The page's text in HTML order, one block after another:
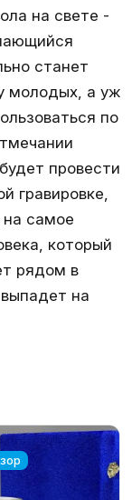
на свете -
станет
молодых, а уж
по
провести
гравировке,
на самое
который
рядом в
на